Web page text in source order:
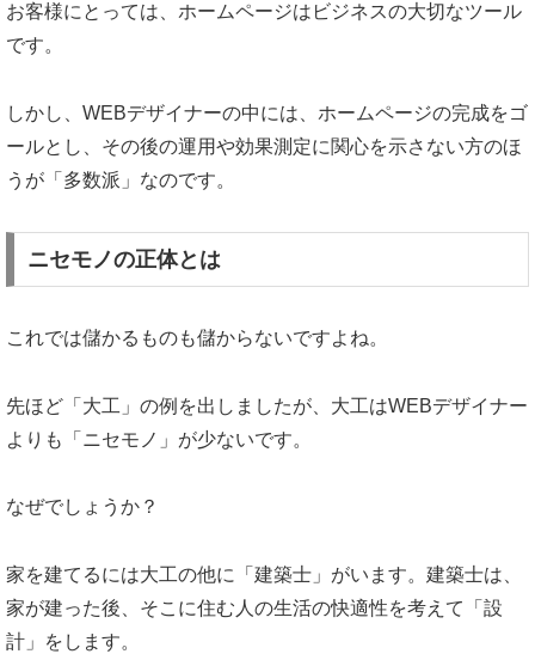
お客様にとっては、ホームページはビジネスの大切なツール
です。
しかし、WEBデザイナーの中には、ホームページの完成をゴ
ールとし、その後の運用や効果測定に関心を示さない方のほ
うが「多数派」なのです。
ニセモノの正体とは
これでは儲かるものも儲からないですよね。
先ほど「大工」の例を出しましたが、大工はWEBデザイナー
よりも「ニセモノ」が少ないです。
なぜでしょうか？
家を建てるには大工の他に「建築士」がいます。建築士は、
家が建った後、そこに住む人の生活の快適性を考えて「設
計」をします。